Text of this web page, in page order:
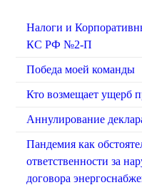
Налоги и
КС РФ №2-П
Победа моей команды
Кто возмещает ущерб
Аннулирование
Пандемия как
ответственности за
договора